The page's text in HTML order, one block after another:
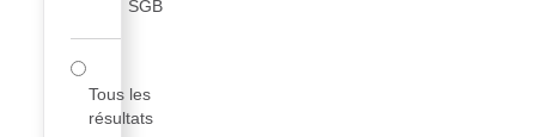
SGB
Tous les
résultats